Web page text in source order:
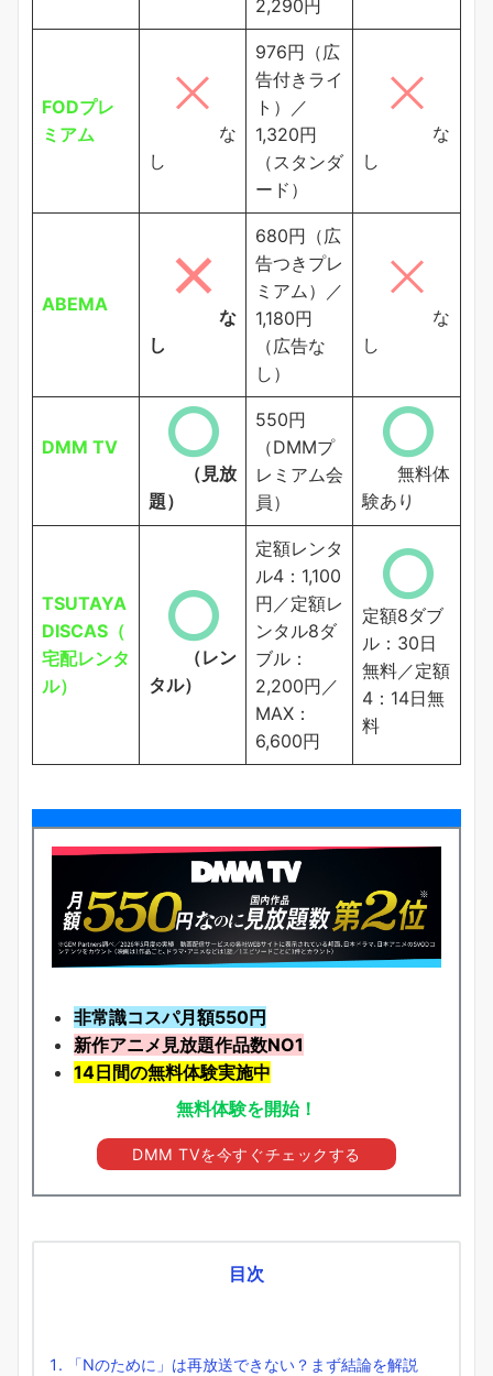
2,290円
FODプレ
ミアム
な
し
976円（広
告付きライ
ト）／
1,320円
（スタンダ
ード）
な
し
ABEMA
な
し
680円（広
告つきプレ
ミアム）／
1,180円
（広告な
し）
な
し
DMM TV
（見放
題）
550円
（DMMプ
レミアム会
員）
無料体
験あり
TSUTAYA
DISCAS（
宅配レンタ
ル）
（レン
タル）
定額レンタ
ル4：1,100
円／定額レ
ンタル8ダ
ブル：
2,200円／
MAX：
6,600円
定額8ダブ
ル：30日
無料／定額
4：14日無
料
非常識コスパ月額550円
新作アニメ見放題作品数NO1
14日間の無料体験実施中
無料体験を開始！
DMM TVを今すぐチェックする
目次
「Nのために」は再放送できない？まず結論を解説